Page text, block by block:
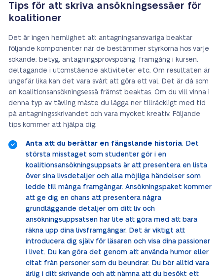
Tips för att skriva ansökningsessäer för
koalitioner
Det är ingen hemlighet att antagningsansvariga beaktar
följande komponenter när de bestämmer styrkorna hos varje
sökande: betyg, antagningsprovspoäng, framgång i kursen,
deltagande i utomstående aktiviteter etc. Om resultaten är
ungefär lika kan det vara svårt att göra ett val. Det är då som
en koalitionsansökningsessä främst beaktas. Om du vill vinna i
denna typ av tävling måste du lägga ner tillräckligt med tid
på antagningsskrivandet och vara mycket kreativ. Följande
tips kommer att hjälpa dig:
Anta att du berättar en fängslande historia. Det
största misstaget som studenter gör i en
koalitionsansökningsuppsats är att presentera en lista
över sina livsdetaljer och alla möjliga händelser som
ledde till många framgångar. Ansökningspaket kommer
att ge dig en chans att presentera några
grundläggande detaljer om ditt liv och
ansökningsuppsatsen har lite att göra med att bara
räkna upp dina livsframgångar. Det är viktigt att
introducera dig själv för läsaren och visa dina passioner
i livet. Du kan göra det genom att använda humor eller
citat från personer som du beundrar. Du bör alltid vara
ärlig i ditt skrivande och att nämna att du besökt ett